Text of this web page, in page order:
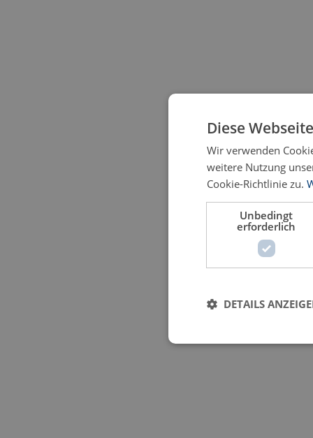
Diese
Wir verwenden
weitere Nutzung
Cookie-Richtlinie zu.
Unbedingt
erforderlich
DETAILS